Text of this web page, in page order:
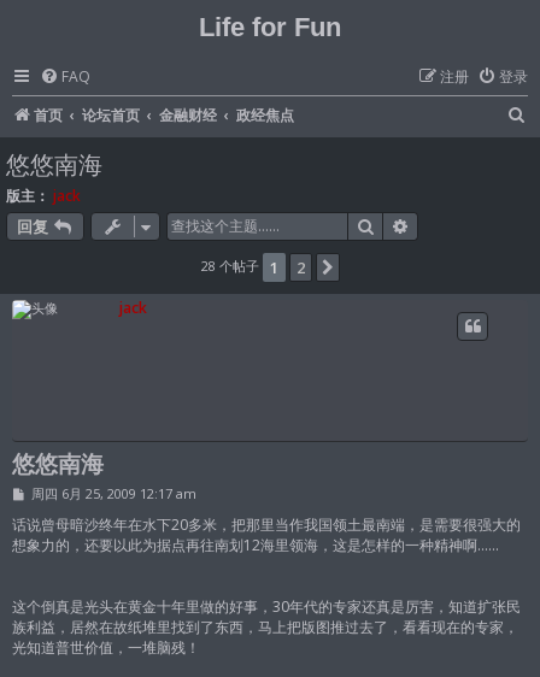
Life for Fun
FAQ 登录
注册
首页
论坛首页 金融财经 政经焦点
悠悠南海
版主： jack
回复 搜索
28 个帖子 1 2
jack
悠悠南海
帖
周四 6月 25, 2009 12:17 am
话说曾母暗沙终年在水下20多米，把那里当作我国领土最南端，是需要很强大的
想象力的，还要以此为据点再往南划12海里领海，这是怎样的一种精神啊……
这个倒真是光头在黄金十年里做的好事，30年代的专家还真是厉害，知道扩张民
族利益，居然在故纸堆里找到了东西，马上把版图推过去了，看看现在的专家，
光知道普世价值，一堆脑残！